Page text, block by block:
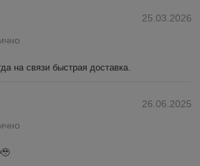
25.03.2026
на связи быстрая доставка.
26.06.2025